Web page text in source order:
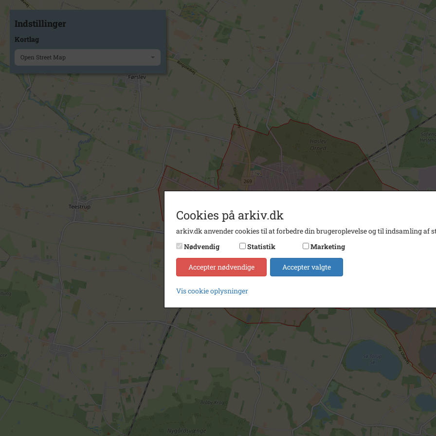
Indstillinger
Kortlag
Open Street Map
Cookies på arkiv.dk
arkiv.dk anvender cookies til at forbedre din brugeroplevelse og til indsamling af
Nødvendig
Statistik Marketing
Accepter nødvendige Accepter valgte
Vis cookie oplysninger